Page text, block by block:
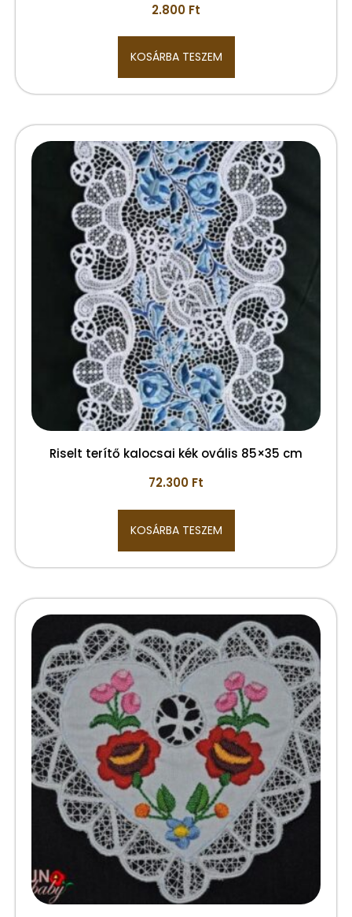
2.800 Ft
KOSÁRBA TESZEM
Riselt terítő kalocsai kék ovális 85×35 cm
72.300 Ft
KOSÁRBA TESZEM